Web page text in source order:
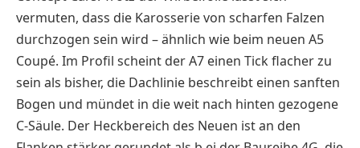
vermuten, dass die Karosserie von scharfen Falzen
durchzogen sein wird – ähnlich wie beim neuen A5
Coupé. Im Profil scheint der A7 einen Tick flacher zu
sein als bisher, die Dachlinie beschreibt einen sanften
Bogen und mündet in die weit nach hinten gezogene
C-Säule. Der Heckbereich des Neuen ist an den